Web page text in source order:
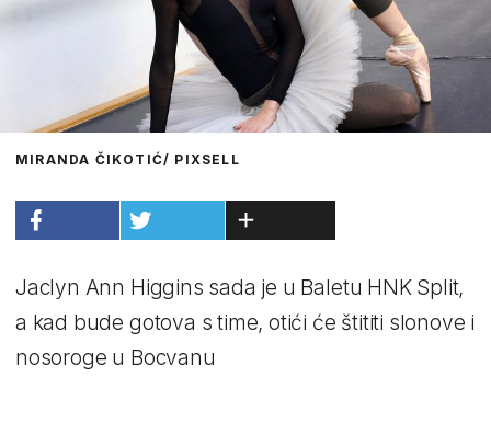
MIRANDA ČIKOTIĆ/ PIXSELL
Jaclyn Ann Higgins sada je u Baletu HNK Split,
a kad bude gotova s time, otići će štititi slonove i
nosoroge u Bocvanu